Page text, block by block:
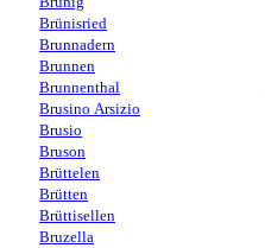
Brünisried
Brunnadern
Brunnen
Brunnenthal
Brusino Arsizio
Brusio
Bruson
Brüttelen
Brütten
Brüttisellen
Bruzella